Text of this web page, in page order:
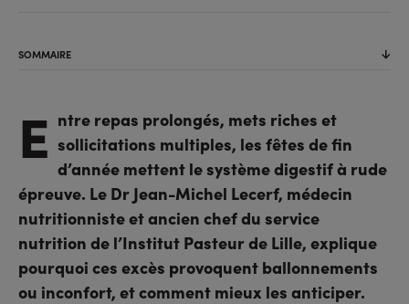
SOMMAIRE
E ntre repas prolongés, mets riches et
sollicitations multiples, les fêtes de fin
d’année mettent le système digestif à rude
épreuve. Le Dr Jean-Michel Lecerf, médecin
nutritionniste et ancien chef du service
nutrition de l’Institut Pasteur de Lille, explique
pourquoi ces excès provoquent ballonnements
ou inconfort, et comment mieux les anticiper.